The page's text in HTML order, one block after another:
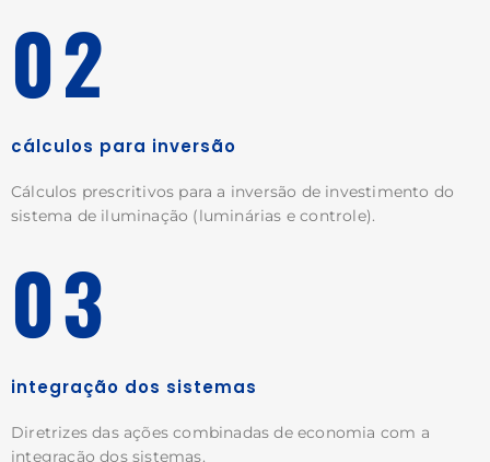
02
cálculos para inversão
Cálculos prescritivos para a inversão de investimento do
sistema de iluminação (luminárias e controle).
03
integração dos sistemas
Diretrizes das ações combinadas de economia com a
integração dos sistemas.